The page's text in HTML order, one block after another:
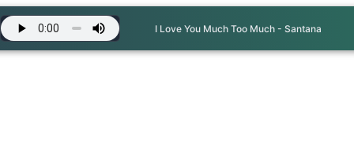
I Love You Much Too Much - Santana